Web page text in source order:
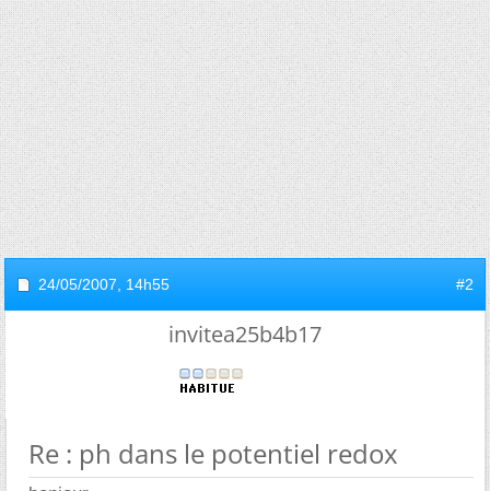
24/05/2007, 14h55 #2
invitea25b4b17
Re : ph dans le potentiel redox